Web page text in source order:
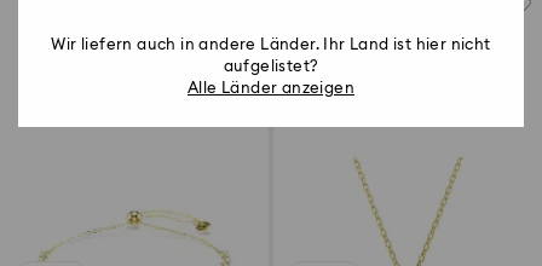
Wir liefern auch in andere Länder. Ihr Land ist hier nicht
aufgelistet?
Alle Länder anzeigen